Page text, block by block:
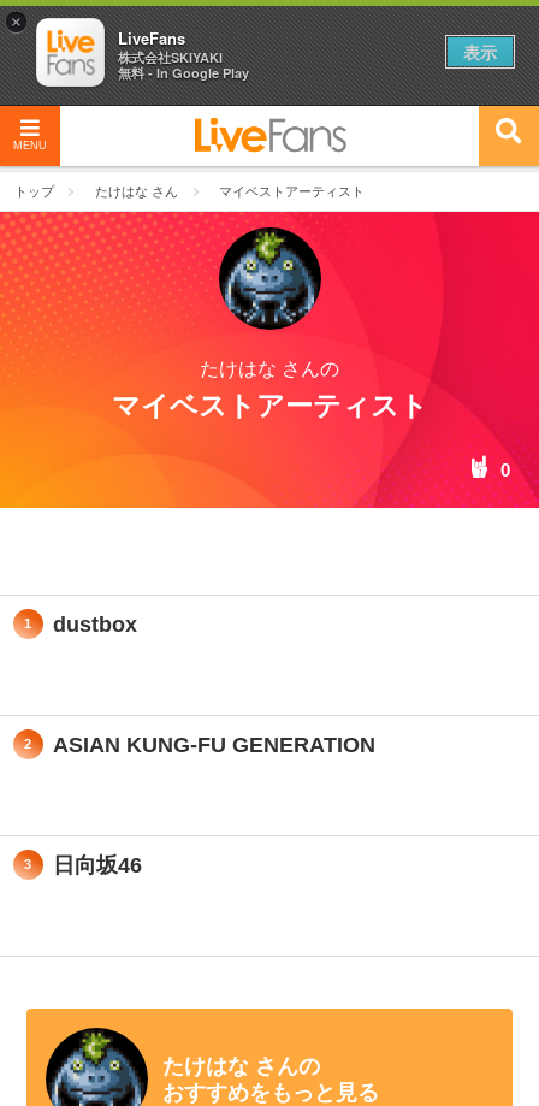
MENU
トップ たけはな さん マイベストアーティスト
たけはな さんの
マイベストアーティスト
0
1 dustbox
2 ASIAN KUNG-FU GENERATION
3 日向坂46
たけはな さんの
おすすめをもっと見る
×
LiveFans
株式会社SKIYAKI
無料 - In Google Play
表示